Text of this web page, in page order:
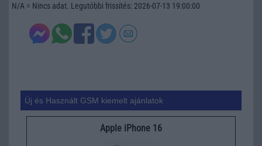
N/A = Nincs adat. Legutóbbi frissítés: 2026-07-13 19:00:00
Új és Használt GSM kiemelt ajánlatok
Apple iPhone 16